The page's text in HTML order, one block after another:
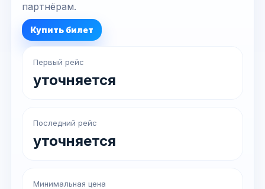
партнёрам.
Купить билет
Первый рейс
уточняется
Последний рейс
уточняется
Минимальная цена